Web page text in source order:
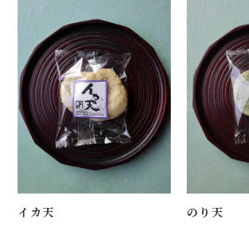
イカ天
のり天